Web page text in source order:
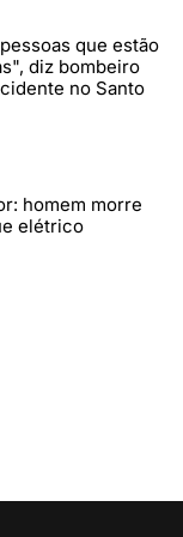
que estão
diz bombeiro
no Santo
homem morre
elétrico